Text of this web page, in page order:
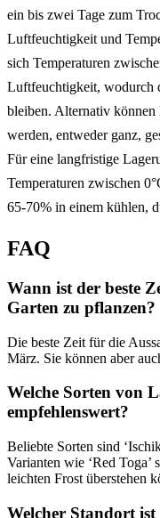
ein bis zwei Tage zum
Luftfeuchtigkeit und
sich Temperaturen
Luftfeuchtigkeit, wodurch
bleiben. Alternativ
werden, entweder ganz,
Für eine langfristige
Temperaturen zwischen
65-70% in einem kühlen,
FAQ
Wann ist der beste
Garten zu pflanzen?
Die beste Zeit für die
März. Sie können aber
Welche Sorten von
empfehlenswert?
Beliebte Sorten sind
Varianten wie ‘Red Toga’
leichten Frost überstehen
Welcher Standort